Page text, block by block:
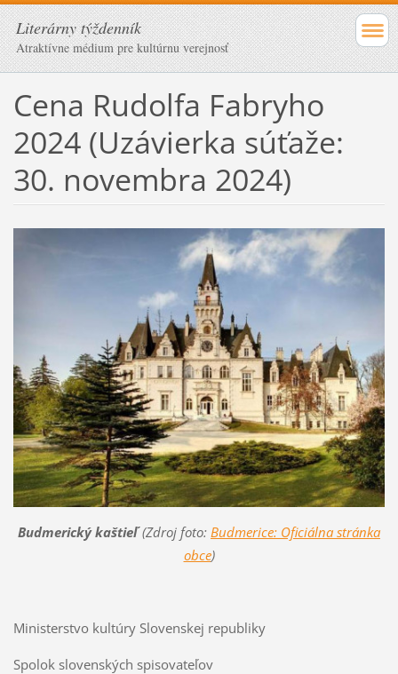
Literárny týždenník
Atraktívne médium pre kultúrnu verejnosť
Cena Rudolfa Fabryho
2024 (Uzávierka súťaže:
30. novembra 2024)
Budmerický kaštieľ(Zdroj foto: Budmerice: Oficiálna stránka
obce)
Ministerstvo kultúry Slovenskej republiky
Spolok slovenských spisovateľov